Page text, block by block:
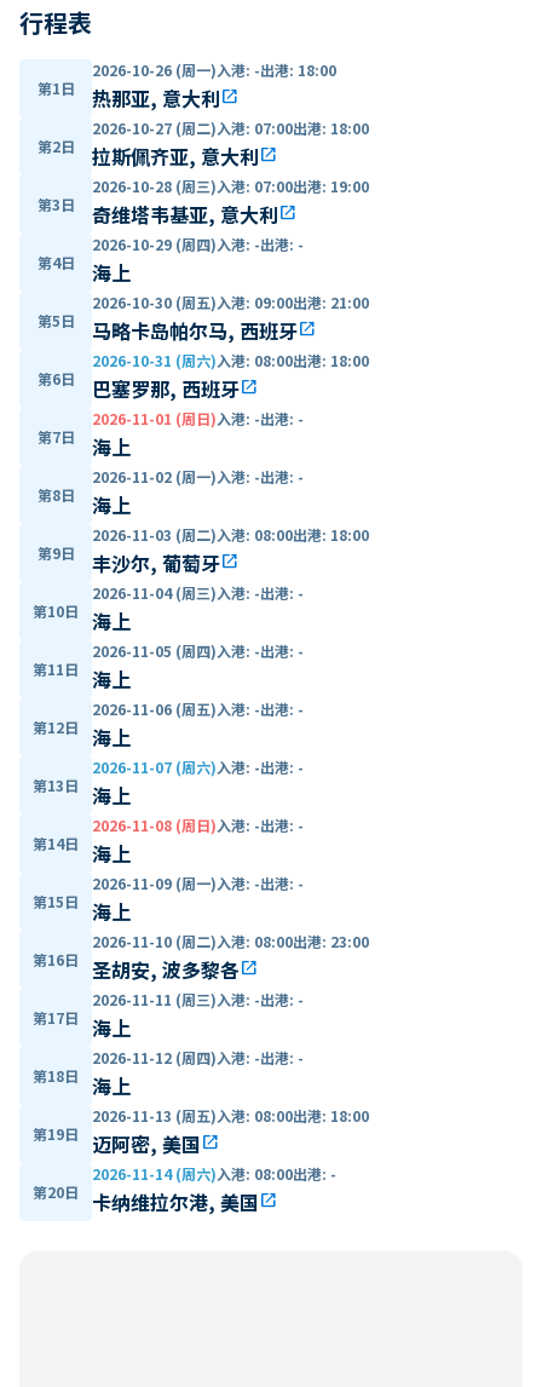
行程表
第1日
2026-10-26 (周一)入港: -出港: 18:00
热那亚, 意大利open_in_new
第2日
2026-10-27 (周二)入港: 07:00出港: 18:00
拉斯佩齐亚, 意大利open_in_new
第3日
2026-10-28 (周三)入港: 07:00出港: 19:00
奇维塔韦基亚, 意大利open_in_new
第4日
2026-10-29 (周四)入港: -出港: -
海上
第5日
2026-10-30 (周五)入港: 09:00出港: 21:00
马略卡岛帕尔马, 西班牙open_in_new
第6日
2026-10-31 (周六)入港: 08:00出港: 18:00
巴塞罗那, 西班牙open_in_new
第7日
2026-11-01 (周日)入港: -出港: -
海上
第8日
2026-11-02 (周一)入港: -出港: -
海上
第9日
2026-11-03 (周二)入港: 08:00出港: 18:00
丰沙尔, 葡萄牙open_in_new
第10日
2026-11-04 (周三)入港: -出港: -
海上
第11日
2026-11-05 (周四)入港: -出港: -
海上
第12日
2026-11-06 (周五)入港: -出港: -
海上
第13日
2026-11-07 (周六)入港: -出港: -
海上
第14日
2026-11-08 (周日)入港: -出港: -
海上
第15日
2026-11-09 (周一)入港: -出港: -
海上
第16日
2026-11-10 (周二)入港: 08:00出港: 23:00
圣胡安, 波多黎各open_in_new
第17日
2026-11-11 (周三)入港: -出港: -
海上
第18日
2026-11-12 (周四)入港: -出港: -
海上
第19日
2026-11-13 (周五)入港: 08:00出港: 18:00
迈阿密, 美国open_in_new
第20日
2026-11-14 (周六)入港: 08:00出港: -
卡纳维拉尔港, 美国open_in_new